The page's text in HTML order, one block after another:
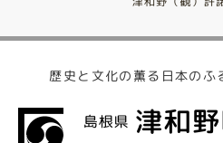
歴史と文化の薫る日本のふ